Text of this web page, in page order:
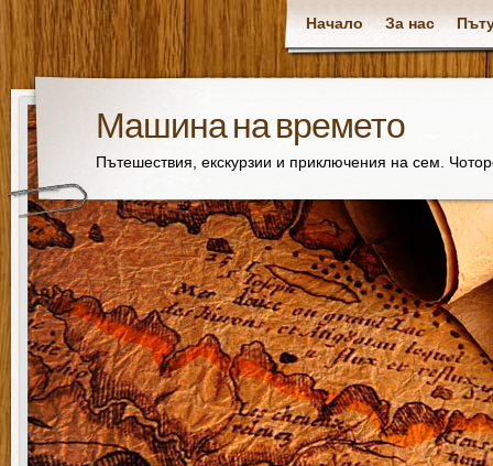
Начало За нас
Машина на времето
Пътешествия, екскурзии и приключения на сем.